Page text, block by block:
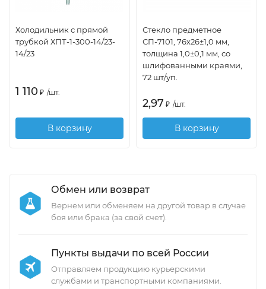
Холодильник с прямой
трубкой ХПТ-1-300-14/23-
14/23
1 110 ₽ /шт.
В корзину
Стекло предметное
СП-7101, 76х26±1,0 мм,
толщина 1,0±0,1 мм, со
шлифованными краями,
72 шт/уп.
2,97 ₽ /шт.
В корзину
Обмен или возврат
Вернем или обменяем на другой товар в случае
боя или брака (за свой счет).
Пункты выдачи по всей России
Отправляем продукцию курьерскими
службами и транспортными компаниями.